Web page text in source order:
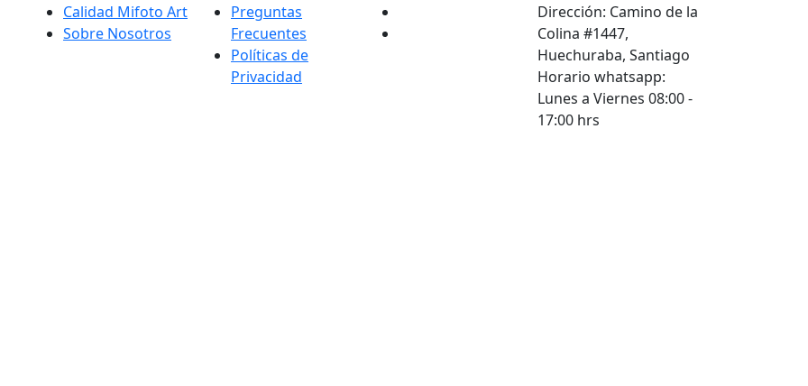
Calidad Mifoto Art
Sobre Nosotros
Preguntas
Frecuentes
Políticas de
Privacidad
Dirección: Camino de la
Colina #1447,
Huechuraba, Santiago
Horario whatsapp:
Lunes a Viernes 08:00 -
17:00 hrs